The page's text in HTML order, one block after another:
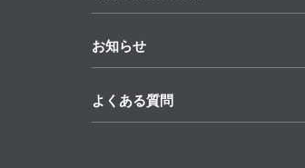
お知らせ
よくある質問